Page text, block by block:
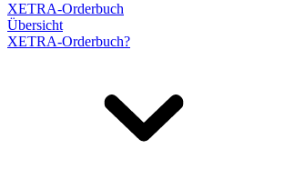
XETRA-Orderbuch
Übersicht
XETRA-Orderbuch?